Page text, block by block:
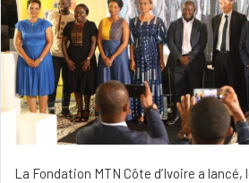
La Fondation MTN Côte d’Ivoire a lancé,